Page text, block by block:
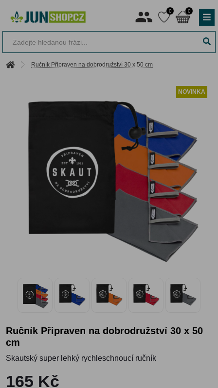
0 0
Ručník Připraven na dobrodružství 30 x 50 cm
NOVINKA
Ručník Připraven na dobrodružství 30 x 50
cm
Skautský super lehký rychleschnoucí ručník
165 Kč